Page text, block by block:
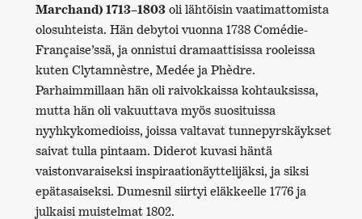
Marchand) 1713–1803oli lähtöisin vaatimattomista
olosuhteista. Hän debytoi vuonna 1738 Comédie-
Française’ssä, ja onnistui dramaattisissa rooleissa
kuten Clytamnèstre, Medée ja Phèdre.
Parhaimmillaan hän oli raivokkaissa kohtauksissa,
mutta hän oli vakuuttava myös suosituissa
nyyhkykomedioiss, joissa valtavat tunnepyrskäykset
saivat tulla pintaam. Diderot kuvasi häntä
vaistonvaraiseksi inspiraationäyttelijäksi, ja siksi
epätasaiseksi. Dumesnil siirtyi eläkkeelle 1776 ja
julkaisi muistelmat 1802.